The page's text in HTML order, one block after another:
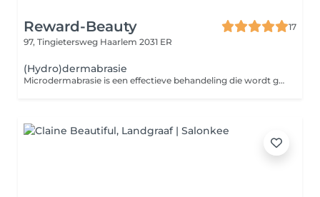
Reward-Beauty
17
97, Tingietersweg Haarlem 2031 ER
(Hydro)dermabrasie
Microdermabrasie is een effectieve behandeling die wordt gebruikt om de huid te verbeteren en te verjongen. Tijdens de behandeling wordt een speciaal apparaat gebruikt om een gecontroleerde afschilfering van de bovenste laag van de huid te bereiken. Dit proces verwijdert dode huidcellen en stimuleert tegelijkertijd de doorbloeding en celvernieuwing, waardoor de huid gladder en egaler wordt. Hoewel microdermabrasie zorgt voor zichtbare resultaten na elke behandeling, is een kuurverband van 3 tot 6 behandelingen vaak nodig om het gewenste resultaat te bereiken. Deze behandeling is bijzonder geschikt voor mensen met een onzuivere huid, grove poriën, een ongelijkmatige huidstructuur, acne littekens, rokershuid, pigmentvlekken, fijne rimpels en tekenen van huidveroudering. Voor meer intensieve huidverbetering kunnen wij bij Reward-Beauty ook TCA-behandelingen aanbieden. TCA (trichloorazijnzuur) is een krachtige peeling die dieper in de huid doordringt en effectief is bij het verminderen van pigmentvlekken, fijne lijntjes, en het verbeteren van de algehele huidtextuur. Deze behandelingen worden op maat gemaakt om aan de specifieke behoeften van uw huid te voldoen en worden uitgevoerd onder begeleiding van onze ervaren huidexperts.